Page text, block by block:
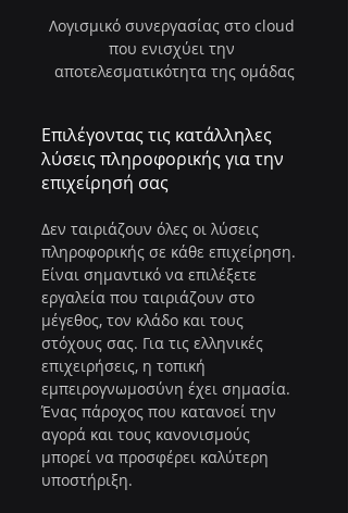
Λογισμικό συνεργασίας στο cloud
που ενισχύει την
αποτελεσματικότητα της ομάδας
Επιλέγοντας τις κατάλληλες
λύσεις πληροφορικής για την
επιχείρησή σας
Δεν ταιριάζουν όλες οι λύσεις
πληροφορικής σε κάθε επιχείρηση.
Είναι σημαντικό να επιλέξετε
εργαλεία που ταιριάζουν στο
μέγεθος, τον κλάδο και τους
στόχους σας. Για τις ελληνικές
επιχειρήσεις, η τοπική
εμπειρογνωμοσύνη έχει σημασία.
Ένας πάροχος που κατανοεί την
αγορά και τους κανονισμούς
μπορεί να προσφέρει καλύτερη
υποστήριξη.